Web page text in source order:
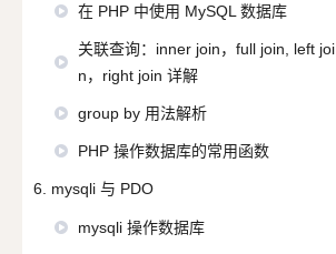
在 PHP 中使用 MySQL 数据库
关联查询：inner join，full join, left joi
n，right join 详解
group by 用法解析
PHP 操作数据库的常用函数
6. mysqli 与 PDO
mysqli 操作数据库